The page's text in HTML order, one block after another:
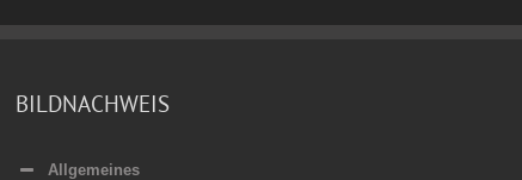
BILDNACHWEIS
Allgemeines